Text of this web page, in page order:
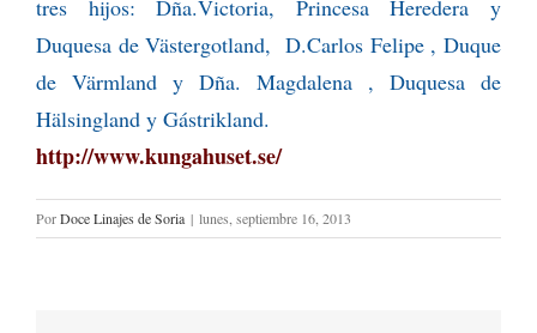
tres hijos: Dña.Victoria, Princesa Heredera y
Duquesa de Västergotland, D.Carlos Felipe , Duque
de Värmland y Dña. Magdalena , Duquesa de
Hälsingland y Gástrikland.
http://www.kungahuset.se/
PorDoce Linajes de Soria | lunes, septiembre 16, 2013